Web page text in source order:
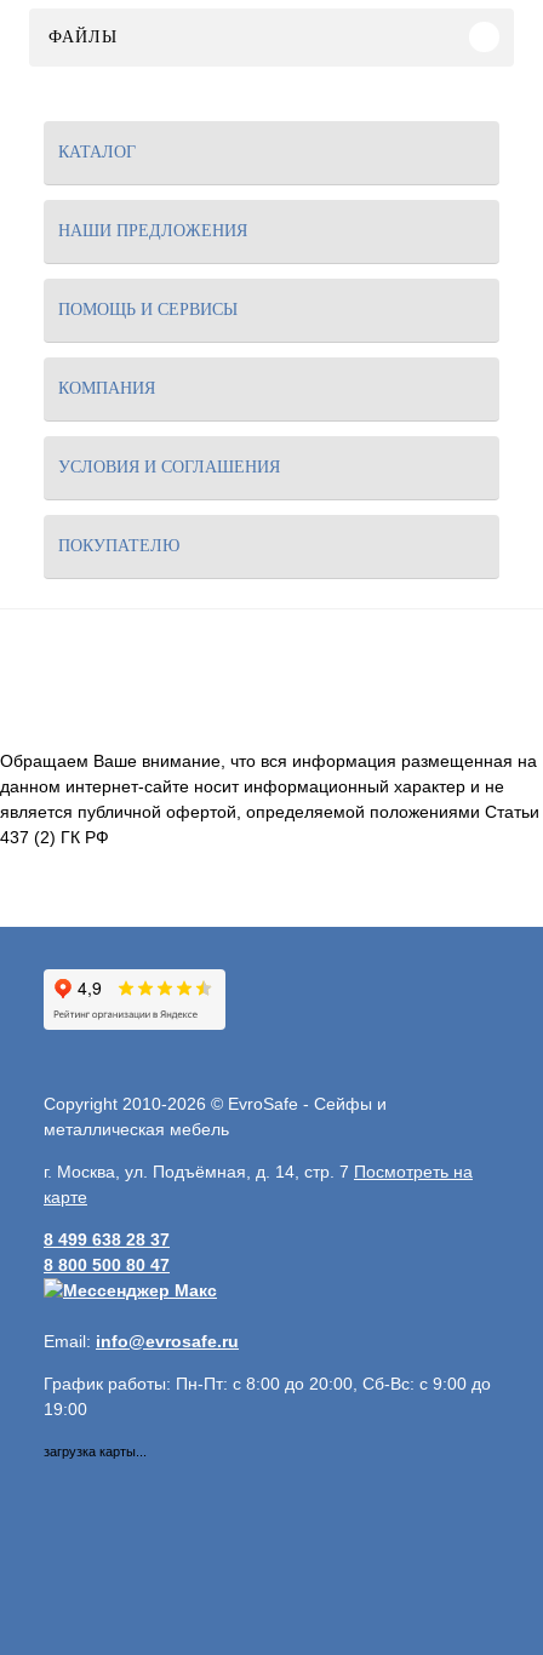
ФАЙЛЫ
КАТАЛОГ
НАШИ ПРЕДЛОЖЕНИЯ
ПОМОЩЬ И СЕРВИСЫ
КОМПАНИЯ
УСЛОВИЯ И СОГЛАШЕНИЯ
ПОКУПАТЕЛЮ
Обращаем Ваше внимание, что вся информация размещенная на
данном интернет-сайте носит информационный характер и не
является публичной офертой, определяемой положениями Статьи
437 (2) ГК РФ
Copyright 2010-2026 © EvroSafe - Сейфы и
металлическая мебель
г. Москва, ул. Подъёмная, д. 14, стр. 7 Посмотреть на
карте
8 499 638 28 37
8 800 500 80 47
Email: info@evrosafe.ru
График работы: Пн-Пт: с 8:00 до 20:00, Сб-Вс: с 9:00 до
19:00
загрузка карты...